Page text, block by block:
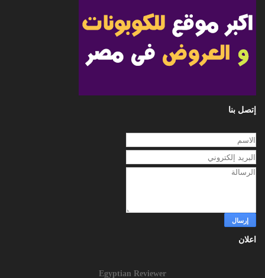
إتصل بنا
اعلان
Egyptian Reviewer